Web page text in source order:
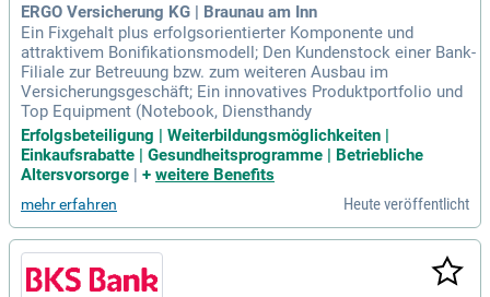
ERGO Versicherung KG | Braunau am Inn
Ein Fixgehalt plus erfolgsorientierter Komponente und
attraktivem Bonifikationsmodell; Den Kundenstock einer Bank-
Filiale zur Betreuung bzw. zum weiteren Ausbau im
Versicherungsgeschäft; Ein innovatives Produktportfolio und
Top Equipment (Notebook, Diensthandy
Erfolgsbeteiligung | Weiterbildungsmöglichkeiten |
Einkaufsrabatte | Gesundheitsprogramme | Betriebliche
Altersvorsorge | + weitere Benefits
mehr erfahren Heute veröffentlicht